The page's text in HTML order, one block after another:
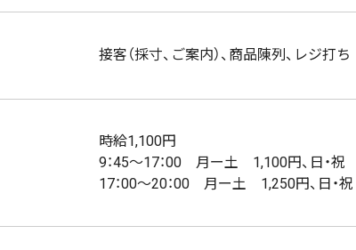
接客（採寸、ご案内）、商品陳列、レジ打ち
時給1,100円
9：45～17：00 月ー土 1,100円、日・
17：00～20：00 月ー土 1,250円、日・